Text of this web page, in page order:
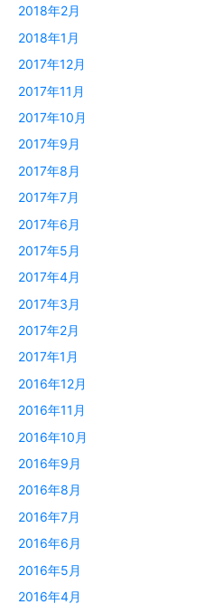
2018年2月
2018年1月
2017年12月
2017年11月
2017年10月
2017年9月
2017年8月
2017年7月
2017年6月
2017年5月
2017年4月
2017年3月
2017年2月
2017年1月
2016年12月
2016年11月
2016年10月
2016年9月
2016年8月
2016年7月
2016年6月
2016年5月
2016年4月